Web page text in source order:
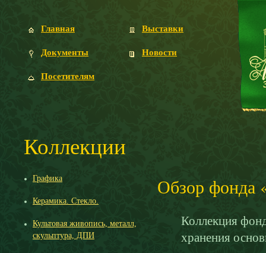
Главная
Документы
Посетителям
Выставки
Новости
Коллекции
Графика
Керамика. Стекло.
Культовая живопись, металл,
скульптура, ДПИ
Обзор фонда
Коллекция
хранения